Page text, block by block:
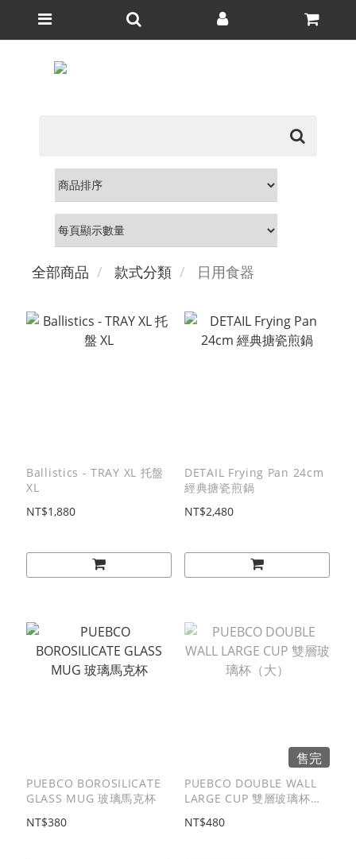
全部商品 款式分類 日用食器
Ballistics - TRAY XL 托盤
XL
NT$1,880
DETAIL Frying Pan 24cm
經典搪瓷煎鍋
NT$2,480
PUEBCO BOROSILICATE
GLASS MUG 玻璃馬克杯
NT$380
售完
PUEBCO DOUBLE WALL
LARGE CUP 雙層玻璃杯
NT$480